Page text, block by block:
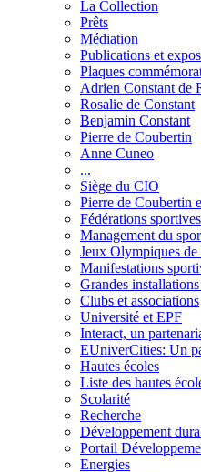
La Collection
Prêts
Médiation
Publications et
Plaques
Adrien Constant de
Rosalie de Constant
Benjamin Constant
Pierre de Coubertin
Anne Cuneo
...
Siège du CIO
Pierre de Coubertin
Fédérations
Management du
Jeux Olympiques de
Manifestations
Grandes
Clubs et associations
Université et EPF
Interact, un
EUniverCities: Un
Hautes écoles
Liste des hautes
Scolarité
Recherche
Développement
Portail
Energies